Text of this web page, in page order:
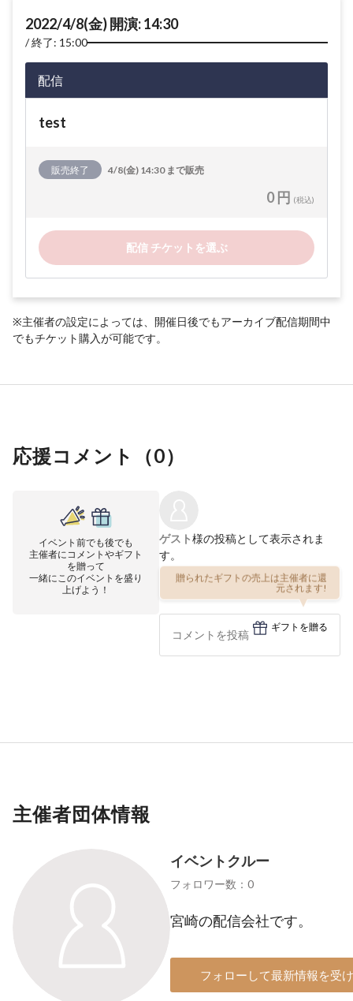
2022/4/8(金) 開演: 14:30
終了: 15:00
配信
test
販売終了 4/8(金) 14:30 まで販売
0 円 (税込)
配信 チケットを選ぶ
※主催者の設定によっては、開催日後でもアーカイブ配信期間中
でもチケット購入が可能です。
応援コメント（0）
イベント前でも後でも
主催者にコメントやギフト
を贈って
一緒にこのイベントを盛り
上げよう！
ゲスト様の投稿として表示されま
す。
贈られたギフトの売上は主催者に還
元されます!
ギフトを贈る
主催者団体情報
イベントクルー
フォロワー数：0
宮崎の配信会社です。
フォローして最新情報を受